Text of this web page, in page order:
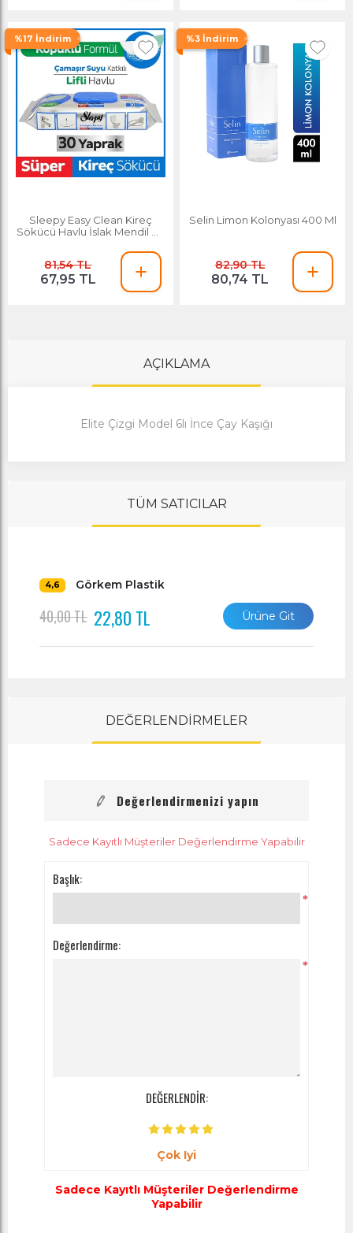
%17 İndirim
Sleepy Easy Clean Kireç
Sökücü Havlu İslak Mendil 30
81,54 TL
67,95 TL
%3 İndirim
Selin Limon Kolonyası 400 Ml
82,90 TL
80,74 TL
AÇIKLAMA
Elite Çizgi Model 6lı İnce Çay Kaşığı
TÜM SATICILAR
4,6 Görkem Plastik
40,00 TL 22,80 TL Ürüne Git
DEĞERLENDİRMELER
Değerlendirmenizi yapın
Sadece Kayıtlı Müşteriler Değerlendirme Yapabilir
Başlık:
*
Değerlendirme:
*
DEĞERLENDİR:
Çok Iyi
Sadece Kayıtlı Müşteriler Değerlendirme
Yapabilir